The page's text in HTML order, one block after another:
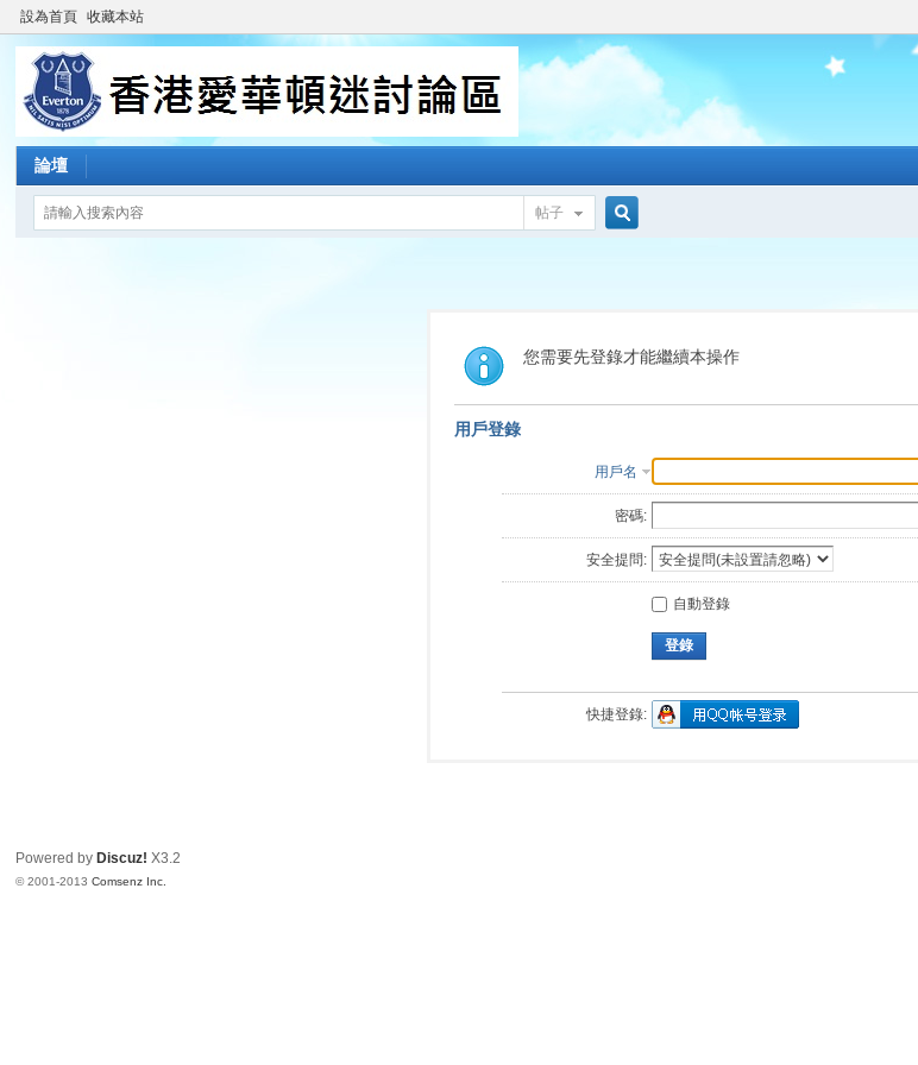
設為首頁 收藏本站
論壇
帖子
索
您需要先登錄才能繼續本操作
用戶登錄
用戶名
密碼:
安全提問:
自動登錄
登錄
快捷登錄:
Powered by Discuz! X3.2
© 2001-2013Comsenz Inc.